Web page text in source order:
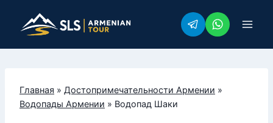
Главная » Достопримечательности Армении »
Водопады Армении » Водопад Шаки